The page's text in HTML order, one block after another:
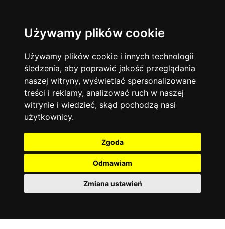
Używamy plików cookie
Używamy plików cookie i innych technologii
śledzenia, aby poprawić jakość przeglądania
naszej witryny, wyświetlać spersonalizowane
treści i reklamy, analizować ruch w naszej
witrynie i wiedzieć, skąd pochodzą nasi
użytkownicy.
Zgoda
Odmawiam
Zmiana ustawień
Język angielski 13744
Matematyka 12928
Chemia 4886
Język niemiecki 4307
Język polski 3426
Fizyka
Język francuski
Warszawa
Korepetycje
Online
14836
Kraków 7753
Wrocław
Łódź 3511
Gdańsk 2075
zakres dni
Wtorek
Środa
Czwartek
Piątek
Sobota
Niedziela
więcej filtrów Filtruj